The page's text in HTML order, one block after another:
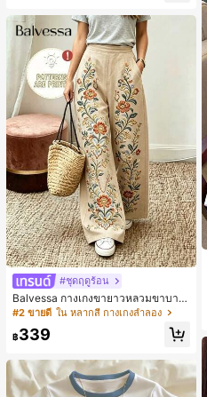
#ชุดฤดูร้อน
Balvessa กางเกงขายาวหลวมขาบาน
ลำลองสำหรับผู้หญิง ปักลายดอกไม้ มีก
#2 ขายดี ใน หลากสี กางเกงลำลอง
฿339